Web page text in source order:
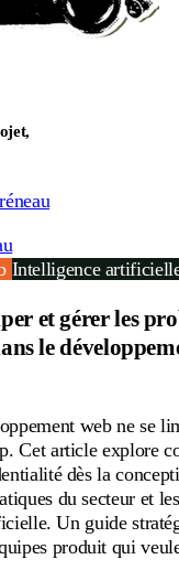
Intelligence
et gérer les
le
web ne se
Cet article explore
dès la
du secteur et
Un guide
produit qui